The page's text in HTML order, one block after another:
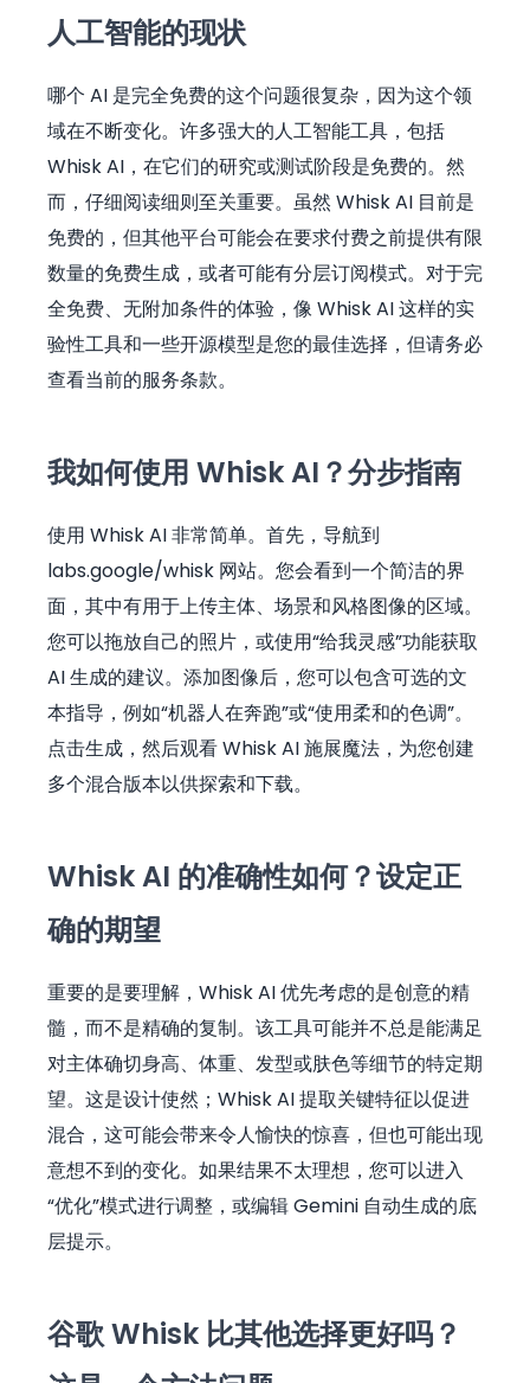
人工智能的现状
哪个 AI 是完全免费的这个问题很复杂，因为这个领
域在不断变化。许多强大的人工智能工具，包括
Whisk AI，在它们的研究或测试阶段是免费的。然
而，仔细阅读细则至关重要。虽然 Whisk AI 目前是
免费的，但其他平台可能会在要求付费之前提供有限
数量的免费生成，或者可能有分层订阅模式。对于完
全免费、无附加条件的体验，像 Whisk AI 这样的实
验性工具和一些开源模型是您的最佳选择，但请务必
查看当前的服务条款。
我如何使用 Whisk AI？分步指南
使用 Whisk AI 非常简单。首先，导航到
labs.google/whisk 网站。您会看到一个简洁的界
面，其中有用于上传主体、场景和风格图像的区域。
您可以拖放自己的照片，或使用“给我灵感”功能获取
AI 生成的建议。添加图像后，您可以包含可选的文
本指导，例如“机器人在奔跑”或“使用柔和的色调”。
点击生成，然后观看 Whisk AI 施展魔法，为您创建
多个混合版本以供探索和下载。
Whisk AI 的准确性如何？设定正
确的期望
重要的是要理解，Whisk AI 优先考虑的是创意的精
髓，而不是精确的复制。该工具可能并不总是能满足
对主体确切身高、体重、发型或肤色等细节的特定期
望。这是设计使然；Whisk AI 提取关键特征以促进
混合，这可能会带来令人愉快的惊喜，但也可能出现
意想不到的变化。如果结果不太理想，您可以进入
“优化”模式进行调整，或编辑 Gemini 自动生成的底
层提示。
谷歌 Whisk 比其他选择更好吗？